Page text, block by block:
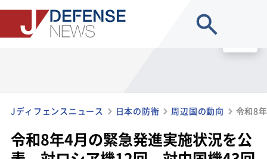
Jディフェンスニュース 日本の防衛 周辺国の動向
令和8年4月の緊急発進実施状況を公